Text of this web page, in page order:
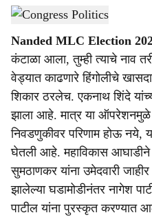
a
r
e
Congress-Sarkarnama
Nanded MLC Election
कंटाळा आला, तुम्ही त्याचे नाव
वेड्यात काढणारे हिंगोलीचे
शिकार ठरलेच. एकनाथ शिंदे
झाला आहे. मात्र या ऑपरेशनमुळे
निवडणुकीवर परिणाम होऊ नये,
घेतली आहे. महाविकास आघाडीने
सुमठाणकर यांना उमेदवारी
झालेल्या घडामोडीनंतर नागेश
पाटील यांना पुरस्कृत करण्यात